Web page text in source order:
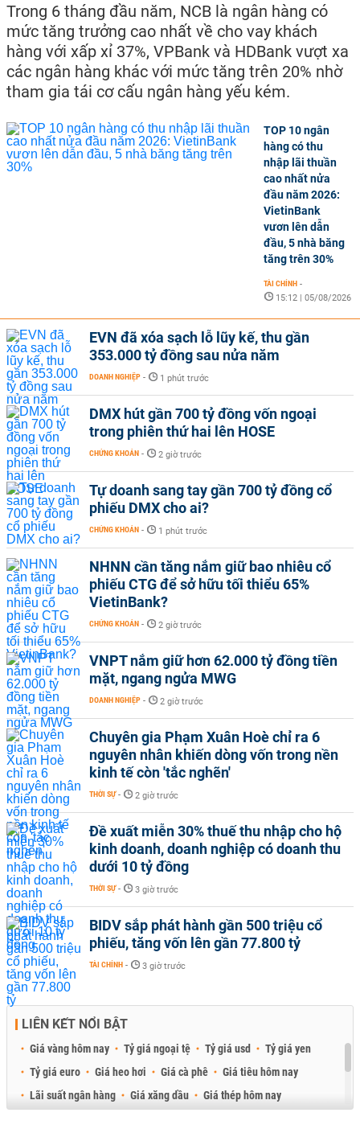
Trong 6 tháng đầu năm, NCB là ngân hàng có
mức tăng trưởng cao nhất về cho vay khách
hàng với xấp xỉ 37%, VPBank và HDBank vượt xa
các ngân hàng khác với mức tăng trên 20% nhờ
tham gia tái cơ cấu ngân hàng yếu kém.
TOP 10 ngân
hàng có thu
nhập lãi thuần
cao nhất nửa
đầu năm 2026:
VietinBank
vươn lên dẫn
đầu, 5 nhà băng
tăng trên 30%
TÀI CHÍNH -
15:12 | 05/08/2026
EVN đã xóa sạch lỗ lũy kế, thu gần
353.000 tỷ đồng sau nửa năm
DOANH NGHIỆP - 1 phút trước
DMX hút gần 700 tỷ đồng vốn ngoại
trong phiên thứ hai lên HOSE
CHỨNG KHOÁN - 2 giờ trước
Tự doanh sang tay gần 700 tỷ đồng cổ
phiếu DMX cho ai?
CHỨNG KHOÁN - 1 phút trước
NHNN cần tăng nắm giữ bao nhiêu cổ
phiếu CTG để sở hữu tối thiểu 65%
VietinBank?
CHỨNG KHOÁN - 2 giờ trước
VNPT nắm giữ hơn 62.000 tỷ đồng tiền
mặt, ngang ngửa MWG
DOANH NGHIỆP - 2 giờ trước
Chuyên gia Phạm Xuân Hoè chỉ ra 6
nguyên nhân khiến dòng vốn trong nền
kinh tế còn 'tắc nghẽn'
THỜI SỰ - 2 giờ trước
Đề xuất miễn 30% thuế thu nhập cho hộ
kinh doanh, doanh nghiệp có doanh thu
dưới 10 tỷ đồng
THỜI SỰ - 3 giờ trước
BIDV sắp phát hành gần 500 triệu cổ
phiếu, tăng vốn lên gần 77.800 tỷ
TÀI CHÍNH - 3 giờ trước
LIÊN KẾT NỔI BẬT
Giá vàng hôm nay Tỷ giá ngoại tệ Tỷ giá usd
Tỷ giá yen
Tỷ giá euro
Giá heo hơi Giá cà phê
Giá tiêu hôm nay
Lãi suất ngân hàng
Giá xăng dầu
Giá thép hôm nay